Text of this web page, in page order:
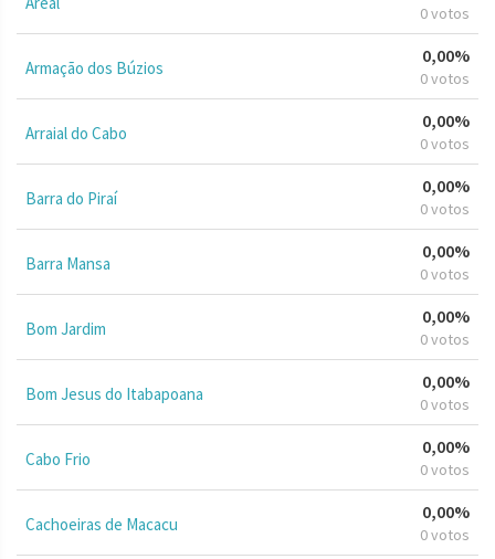
0 votos
Armação dos Búzios
0,00%
0 votos
Arraial do Cabo
0,00%
0 votos
Barra do Piraí
0,00%
0 votos
Barra Mansa
0,00%
0 votos
Bom Jardim
0,00%
0 votos
Bom Jesus do Itabapoana
0,00%
0 votos
Cabo Frio
0,00%
0 votos
Cachoeiras de Macacu
0,00%
0 votos